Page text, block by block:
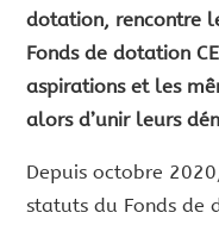
dotation, rencontre
Fonds de dotation
aspirations et les
alors d’unir leurs
Depuis octobre
statuts du Fonds de